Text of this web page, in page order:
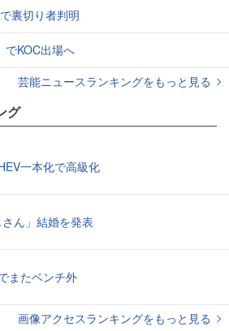
裏切り者判明
でKOC出場へ
芸能ニュースランキングをもっと見る
グ
一本化で高級化
さん」結婚を発表
またベンチ外
画像アクセスランキングをもっと見る